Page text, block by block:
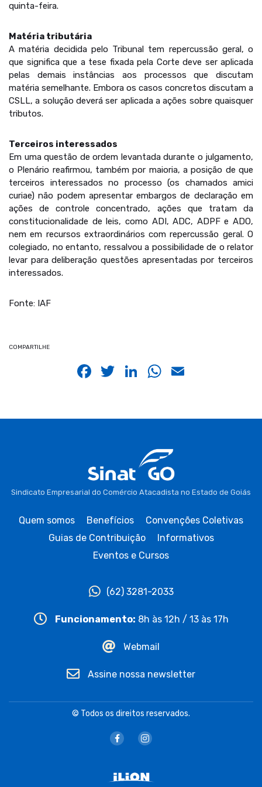
quinta-feira.
Matéria tributária
A matéria decidida pelo Tribunal tem repercussão geral, o
que significa que a tese fixada pela Corte deve ser aplicada
pelas demais instâncias aos processos que discutam
matéria semelhante. Embora os casos concretos discutam a
CSLL, a solução deverá ser aplicada a ações sobre quaisquer
tributos.
Terceiros interessados
Em uma questão de ordem levantada durante o julgamento,
o Plenário reafirmou, também por maioria, a posição de que
terceiros interessados no processo (os chamados amici
curiae) não podem apresentar embargos de declaração em
ações de controle concentrado, ações que tratam da
constitucionalidade de leis, como ADI, ADC, ADPF e ADO,
nem em recursos extraordinários com repercussão geral. O
colegiado, no entanto, ressalvou a possibilidade de o relator
levar para deliberação questões apresentadas por terceiros
interessados.
Fonte: IAF
COMPARTILHE
Facebook
Twitter
LinkedIn
WhatsApp
Sindicato Empresarial do Comércio Atacadista no Estado de Goiás
Quem somos Benefícios
Convenções Coletivas
Guias de Contribuição
Informativos
Eventos e Cursos
(62) 3281-2033
Funcionamento: 8h às 12h / 13 às 17h
Webmail
Assine nossa newsletter
© Todos os direitos reservados.